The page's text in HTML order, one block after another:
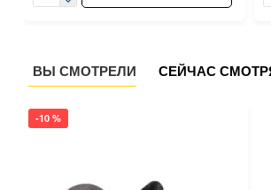
ВЫ СМОТРЕЛИ СЕЙЧАС
-10 %